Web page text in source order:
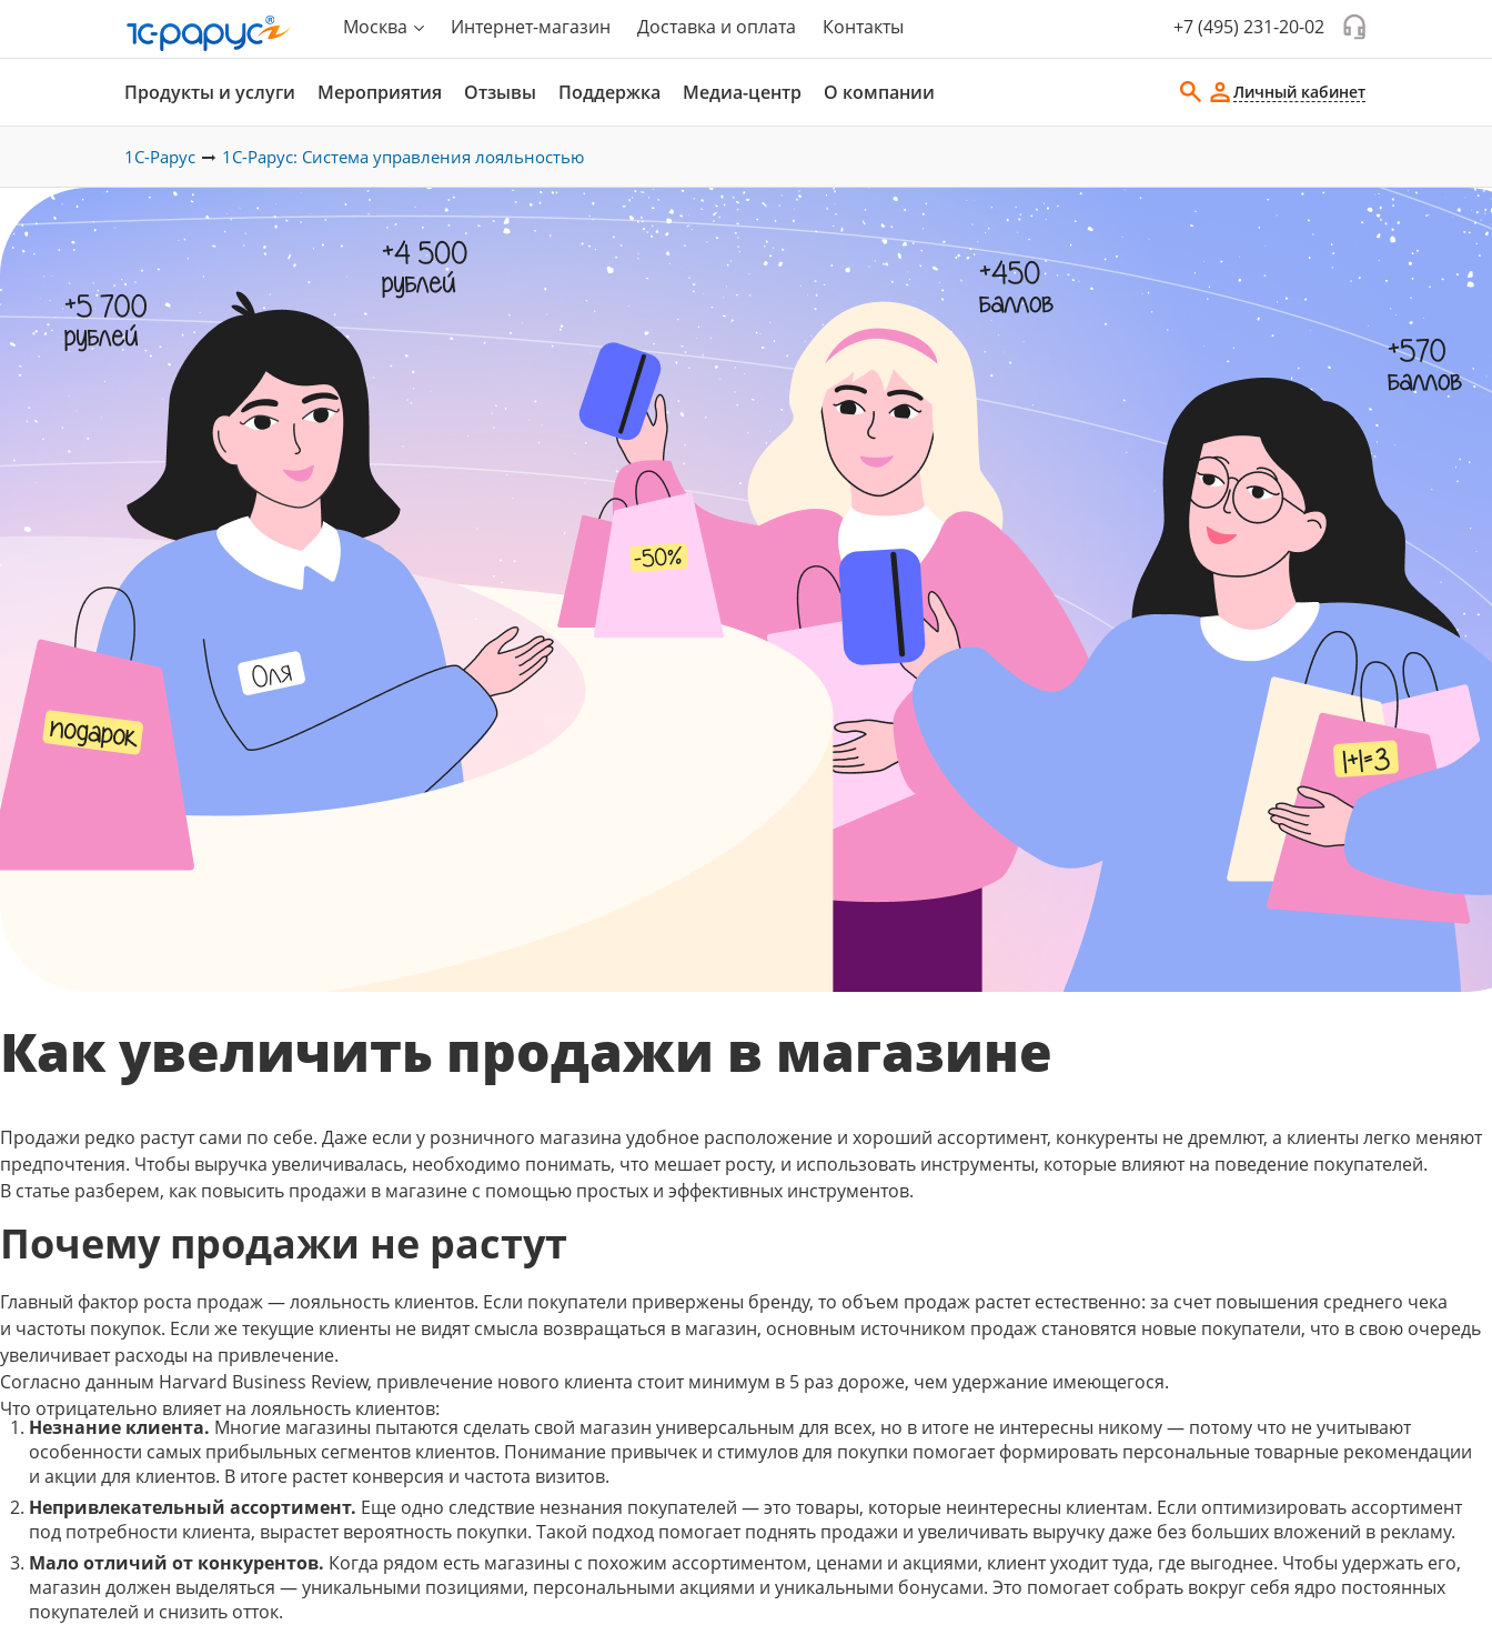
Москва Интернет-магазин Доставка и оплата Контакты +7 (495) 231-20-02
Продукты и услуги Мероприятия Отзывы Поддержка Медиа-центр О компании Личный кабинет
1С-Рарус 1С-Рарус: Система управления лояльностью
Как увеличить продажи в магазине
Продажи редко растут сами по себе. Даже если у розничного магазина удобное расположение и хороший ассортимент, конкуренты не дремлют, а клиенты легко меняют
предпочтения. Чтобы выручка увеличивалась, необходимо понимать, что мешает росту, и использовать инструменты, которые влияют на поведение покупателей.
В статье разберем, как повысить продажи в магазине с помощью простых и эффективных инструментов.
Почему продажи не растут
Главный фактор роста продаж — лояльность клиентов. Если покупатели привержены бренду, то объем продаж растет естественно: за счет повышения среднего чека
и частоты покупок. Если же текущие клиенты не видят смысла возвращаться в магазин, основным источником продаж становятся новые покупатели, что в свою очередь
увеличивает расходы на привлечение.
Согласно данным Harvard Business Review, привлечение нового клиента стоит минимум в 5 раз дороже, чем удержание имеющегося.
Что отрицательно влияет на лояльность клиентов:
Незнание клиента. Многие магазины пытаются сделать свой магазин универсальным для всех, но в итоге не интересны никому — потому что не учитывают
особенности самых прибыльных сегментов клиентов. Понимание привычек и стимулов для покупки помогает формировать персональные товарные рекомендации
и акции для клиентов. В итоге растет конверсия и частота визитов.
Непривлекательный ассортимент. Еще одно следствие незнания покупателей — это товары, которые неинтересны клиентам. Если оптимизировать ассортимент
под потребности клиента, вырастет вероятность покупки. Такой подход помогает поднять продажи и увеличивать выручку даже без больших вложений в рекламу.
Мало отличий от конкурентов. Когда рядом есть магазины с похожим ассортиментом, ценами и акциями, клиент уходит туда, где выгоднее. Чтобы удержать его,
магазин должен выделяться — уникальными позициями, персональными акциями и уникальными бонусами. Это помогает собрать вокруг себя ядро постоянных
покупателей и снизить отток.